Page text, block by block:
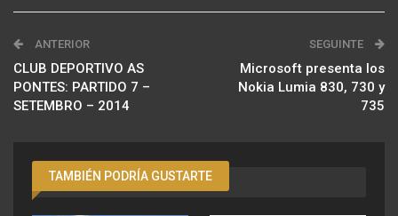
ANTERIOR
CLUB DEPORTIVO AS
PONTES: PARTIDO 7 –
SETEMBRO – 2014
SEGUINTE
Microsoft presenta los
Nokia Lumia 830, 730 y
735
TAMBIÉN PODRÍA GUSTARTE